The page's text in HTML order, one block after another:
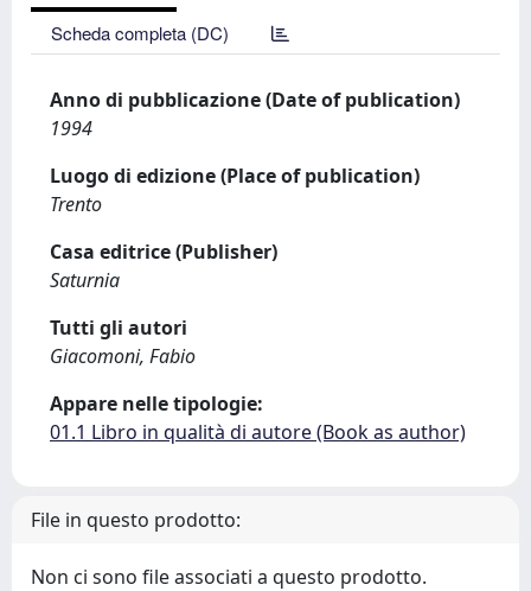
Scheda completa (DC)
Anno di pubblicazione (Date of publication)
1994
Luogo di edizione (Place of publication)
Trento
Casa editrice (Publisher)
Saturnia
Tutti gli autori
Giacomoni, Fabio
Appare nelle tipologie:
01.1 Libro in qualità di autore (Book as author)
File in questo prodotto:
Non ci sono file associati a questo prodotto.